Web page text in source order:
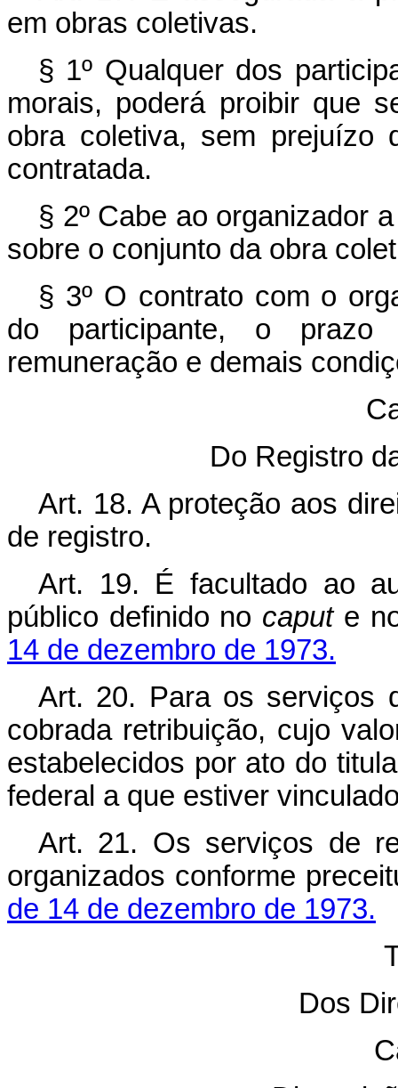
em obras coletivas.
§ 1º Qualquer dos
morais, poderá proibir que
obra coletiva, sem prejuízo
contratada.
§ 2º Cabe ao organizador
sobre o conjunto da obra
§ 3º O contrato com o
do participante, o
remuneração e demais
Do Registro
Art. 18. A proteção aos
de registro.
Art. 19. É facultado ao
público definido no capute
14 de dezembro de 1973.
Art. 20. Para os serviços
cobrada retribuição, cujo
estabelecidos por ato do
federal a que estiver
Art. 21. Os serviços de
organizados conforme
de 14 de dezembro de 1973.
Dos